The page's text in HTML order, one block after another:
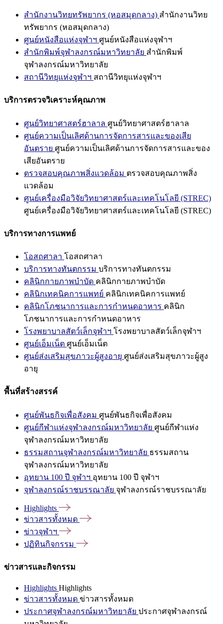
สำนักงานวิทยทรัพยากร (หอสมุดกลาง) สำนักงานวิทย
ทรัพยากร (หอสมุดกลาง)
ศูนย์หนังสือแห่งจุฬาฯ ศูนย์หนังสือแห่งจุฬาฯ
สำนักพิมพ์จุฬาลงกรณ์มหาวิทยาลัย สำนักพิมพ์
จุฬาลงกรณ์มหาวิทยาลัย
สถานีวิทยุแห่งจุฬาฯ สถานีวิทยุแห่งจุฬาฯ
บริการตรวจวิเคราะห์คุณภาพ
ศูนย์วิทยาศาสตร์ฮาลาล ศูนย์วิทยาศาสตร์ฮาลาล
ศูนย์ความเป็นเลิศด้านการจัดการสารและของเสีย
อันตราย ศูนย์ความเป็นเลิศด้านการจัดการสารและของ
เสียอันตราย
ตรวจสอบคุณภาพสิ่งแวดล้อม ตรวจสอบคุณภาพสิ่ง
แวดล้อม
ศูนย์เครื่องมือวิจัยวิทยาศาสตร์และเทคโนโลยี (STREC)
ศูนย์เครื่องมือวิจัยวิทยาศาสตร์และเทคโนโลยี (STREC)
บริการทางการแพทย์
โอสถศาลา โอสถศาลา
บริการทางทันตกรรม บริการทางทันตกรรม
คลินิกกายภาพบำบัด คลินิกกายภาพบำบัด
คลินิกเทคนิคการแพทย์ คลินิกเทคนิคการแพทย์
คลินิกโภชนาการและการกำหนดอาหาร คลินิก
โภชนาการและการกำหนดอาหาร
โรงพยาบาลสัตว์เล็กจุฬาฯ โรงพยาบาลสัตว์เล็กจุฬาฯ
ศูนย์เอ็มเน็ต ศูนย์เอ็มเน็ต
ศูนย์ส่งเสริมสุขภาวะผู้สูงอายุ ศูนย์ส่งเสริมสุขภาวะผู้สูง
อายุ
พื้นที่สร้างสรรค์
ศูนย์พันธกิจเพื่อสังคม ศูนย์พันธกิจเพื่อสังคม
ศูนย์กีฬาแห่งจุฬาลงกรณ์มหาวิทยาลัย ศูนย์กีฬาแห่ง
จุฬาลงกรณ์มหาวิทยาลัย
ธรรมสถานจุฬาลงกรณ์มหาวิทยาลัย ธรรมสถาน
จุฬาลงกรณ์มหาวิทยาลัย
อุทยาน 100 ปี จุฬาฯ อุทยาน 100 ปี จุฬาฯ
จุฬาลงกรณ์ราชบรรณาลัย จุฬาลงกรณ์ราชบรรณาลัย
Highlights
ข่าวสารทั้งหมด
ข่าวจุฬาฯ
ปฏิทินกิจกรรม
ข่าวสารและกิจกรรม
Highlights Highlights
ข่าวสารทั้งหมด ข่าวสารทั้งหมด
ประกาศจุฬาลงกรณ์มหาวิทยาลัย ประกาศจุฬาลงกรณ์